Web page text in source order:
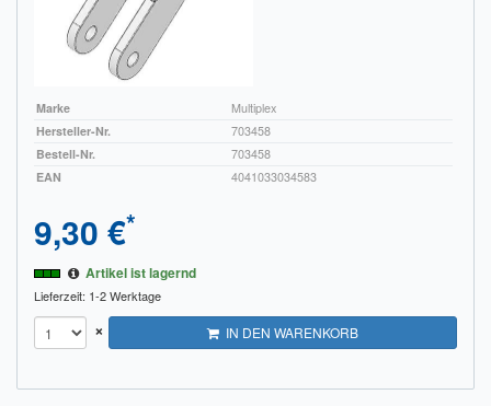
Marke
Multiplex
Hersteller-Nr.
703458
Bestell-Nr.
703458
EAN
4041033034583
9,30 €*
Artikel ist lagernd
Lieferzeit: 1-2 Werktage
× IN DEN WARENKORB